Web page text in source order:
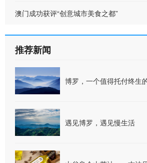
澳门成功获评“创意城市美食之都”
推荐新闻
博罗，一个值得托付终生
遇见博罗，遇见慢生活